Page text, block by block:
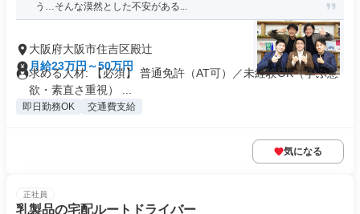
う…そんな漠然とした不安がある...
大阪府大阪市住吉区殿辻
月給23万円～50万円
求める人材: 【必須】 普通免許（AT可）／未経験OK（学ぶ意
欲・素直さ重視） ...
即日勤務OK 交通費支給
気になる
正社員
乳製品の宅配ルートドライバー